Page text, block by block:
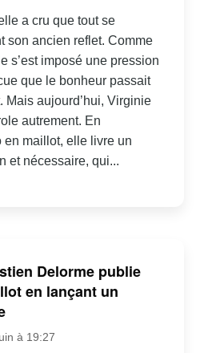
a cru que tout se
son ancien reflet. Comme
s’est imposé une pression
que le bonheur passait
Mais aujourd’hui, Virginie
autrement. En
en maillot, elle livre un
et nécessaire, qui...
Delorme publie
en lançant un
à 19:27